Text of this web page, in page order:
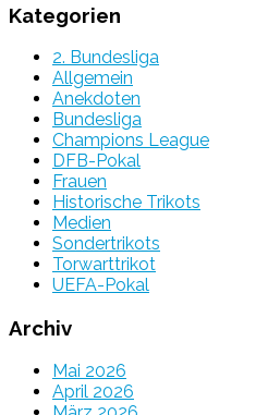
Kategorien
2. Bundesliga
Allgemein
Anekdoten
Bundesliga
Champions League
DFB-Pokal
Frauen
Historische Trikots
Medien
Sondertrikots
Torwarttrikot
UEFA-Pokal
Archiv
Mai 2026
April 2026